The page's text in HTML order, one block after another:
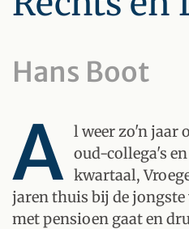
Hans Boot
A l weer zo'n jaar
oud-collega's
kwartaal,
jaren thuis bij de
met pensioen gaat en